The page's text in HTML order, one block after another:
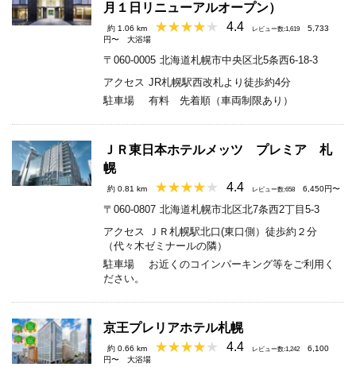
月１日リニューアルオープン）
約 1.06 km 4.4 レビュー数:1,619
5,733
円〜
大浴場
〒060-0005 北海道札幌市中央区北5条西6-18-3
アクセス JR札幌駅西改札より徒歩約4分
駐車場
有料 先着順（車両制限あり）
ＪＲ東日本ホテルメッツ プレミア 札
幌
約 0.81 km 4.4 レビュー数:658 6,450円〜
〒060-0807 北海道札幌市北区北7条西2丁目5-3
アクセス
ＪＲ札幌駅北口(東口側）徒歩約２分
（代々木ゼミナールの隣）
駐車場
お近くのコインパーキング等をご利用く
ださい。
京王プレリアホテル札幌
約 0.66 km 4.4 レビュー数:1,242
6,100
円〜
大浴場